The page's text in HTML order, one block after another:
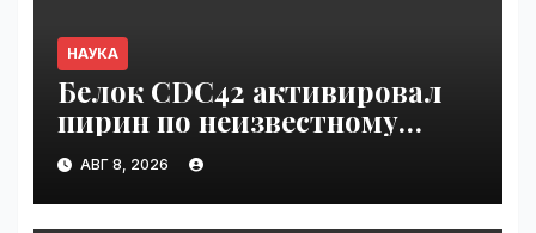
НАУКА
Белок CDC42 активировал
пирин по неизвестному
ранее механизму | VseTime.ru
АВГ 8, 2026